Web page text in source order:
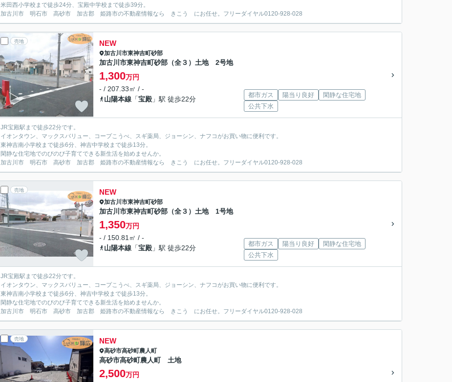
米田西小学校まで徒歩24分、宝殿中学校まで徒歩39分。
加古川市 明石市 高砂市 加古郡 姫路市の不動産情報なら きこう にお任せ。フリーダイヤル0120-928-028
売地 NEW
加古川市東神吉町砂部
加古川市東神吉町砂部（全３）土地 2号地
1,300万円
- / 207.33㎡ / -
山陽本線 「宝殿 」駅 徒歩22分
都市ガス 陽当り良好
閑静な住宅地
公共下水
JR宝殿駅まで徒歩22分です。
イオンタウン、マックスバリュー、コープこうべ、スギ薬局、ジョーシン、ナフコがお買い物に便利です。
東神吉南小学校まで徒歩6分、神吉中学校まで徒歩13分。
閑静な住宅地でのびのび子育てできる新生活を始めませんか。
加古川市 明石市 高砂市 加古郡 姫路市の不動産情報なら きこう にお任せ。フリーダイヤル0120-928-028
売地 NEW
加古川市東神吉町砂部
加古川市東神吉町砂部（全３）土地 1号地
1,350万円
- / 150.81㎡ / -
山陽本線 「宝殿 」駅 徒歩22分
都市ガス 陽当り良好
閑静な住宅地
公共下水
JR宝殿駅まで徒歩22分です。
イオンタウン、マックスバリュー、コープこうべ、スギ薬局、ジョーシン、ナフコがお買い物に便利です。
東神吉南小学校まで徒歩6分、神吉中学校まで徒歩13分。
閑静な住宅地でのびのび子育てできる新生活を始めませんか。
加古川市 明石市 高砂市 加古郡 姫路市の不動産情報なら きこう にお任せ。フリーダイヤル0120-928-028
売地 NEW
高砂市高砂町農人町
高砂市高砂町農人町 土地
2,500万円